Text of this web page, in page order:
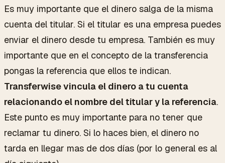
Es muy importante que el dinero salga de la misma
cuenta del titular. Si el titular es una empresa puedes
enviar el dinero desde tu empresa. También es muy
importante que en el concepto de la transferencia
pongas la referencia que ellos te indican.
Transferwise vincula el dinero a tu cuenta
relacionando el nombre del titular y la referencia.
Este punto es muy importante para no tener que
reclamar tu dinero. Si lo haces bien, el dinero no
tarda en llegar mas de dos días (por lo general es al